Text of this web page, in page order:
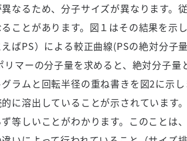
なるため、分子サイズが異なります。
ことがあります。図１はその結果を示
ばPS）による較正曲線(PSの絶対分子
マーの分子量を求めると、絶対分子量
ラムと回転半径の重ね書きを図2に示
に溶出していることが示されています
等しいことがわかります。このことは